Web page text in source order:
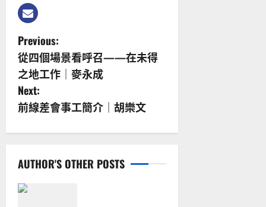
P
o
s
t
n
a
v
Previous:
從四個場景看呼召——在未得
之地工作｜麥永成
Next:
前線差會事工簡介｜胡樂文
AUTHOR'S OTHER POSTS